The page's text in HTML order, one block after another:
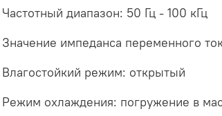
Частотный диапазон: 50 Гц - 100 кГц
Значение импеданса переменного
Влагостойкий режим: открытый
Режим охлаждения: погружение в